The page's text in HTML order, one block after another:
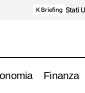
K Briefing Stati
Finanza